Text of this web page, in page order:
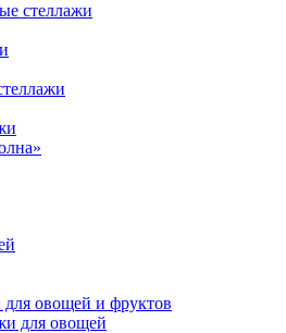
стеллажи
овощей и фруктов
для овощей